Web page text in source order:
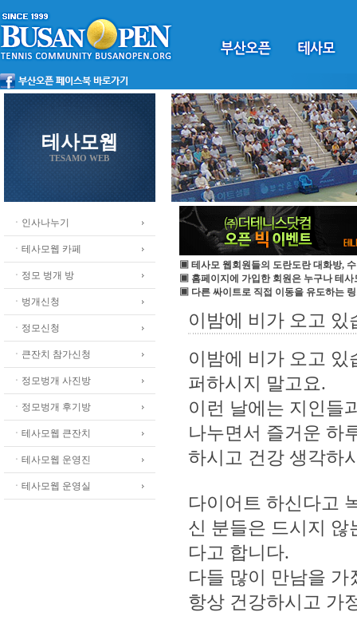
테사모웹
TESAMO WEB
ㆍ인사나누기
ㆍ테사모웹 카페
ㆍ정모 벙개 방
ㆍ벙개신청
ㆍ정모신청
ㆍ큰잔치 참가신청
ㆍ정모벙개 사진방
ㆍ정모벙개 후기방
ㆍ테사모웹 큰잔치
ㆍ테사모웹 운영진
ㆍ테사모웹 운영실
▣ 테사모 웹회원들의 도란도란 대화방,
▣ 홈페이지에 가입한 회원은 누구나 테사
▣ 다른 싸이트로 직접 이동을 유도하는
이밤에 비가 오고 있
이밤에 비가 오고
퍼하시지 말고요.
이런 날에는 지인들
나누면서 즐거운 하
하시고 건강 생각하
다이어트 하신다고
신 분들은 드시지 않
다고 합니다.
다들 많이 만남을
항상 건강하시고 가